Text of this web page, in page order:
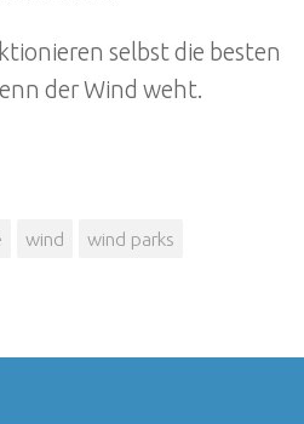
selbst die besten
der Wind weht.
wind
wind parks